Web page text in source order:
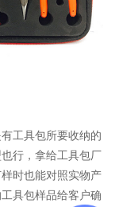
工具包所要收纳的
行，拿给工具包厂
时也能对照实物产
具包样品给客户确